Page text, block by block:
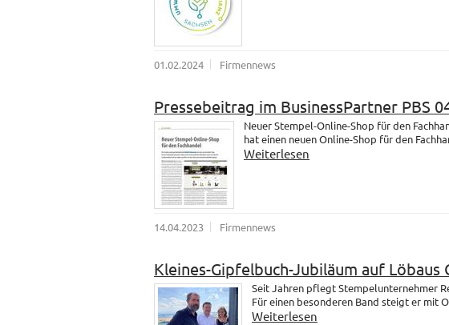
01.02.2024 Firmennews
Pressebeitrag im BusinessPartner PBS
Neuer Stempel-Online-Shop für den
hat einen neuen Online-Shop für den
Weiterlesen
14.04.2023 Firmennews
Kleines-Gipfelbuch-Jubiläum auf Löbaus
Seit Jahren pflegt Stempelunternehmer
Für einen besonderen Band steigt er mit
Weiterlesen